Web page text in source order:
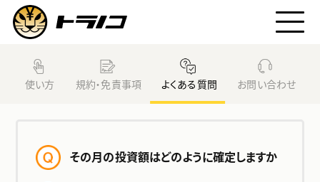
トラノコとは
始め方
使い方 規約・免責事項 よくある質問 お問い合わせ
その月の投資額はどのように確定しますか